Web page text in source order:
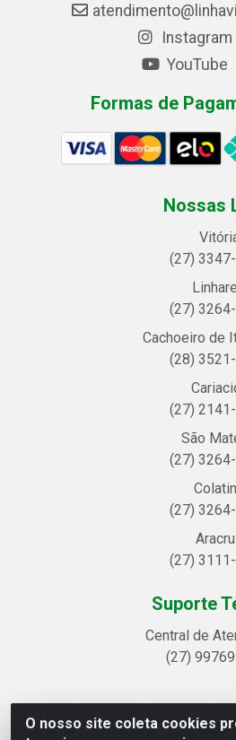
O nosso site coleta cookies
Instagram
YouTube
Formas de
Nossas
(27)
(27)
Cachoeiro de
(28)
(27)
São
(27)
(27)
(27)
Suporte
Central de
(27)
Linhavix Distribuidora LTDA -